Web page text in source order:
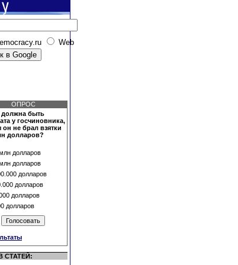
Web
ОПРОС
должна быть
у госчиновника,
он не брал взятки
долларов?
долларов
долларов
долларов
долларов
долларов
долларов
СТАТЕЙ: